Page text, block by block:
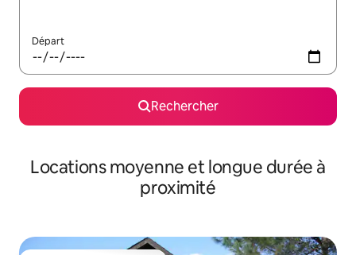
Départ
Rechercher
Locations moyenne et longue durée à
proximité